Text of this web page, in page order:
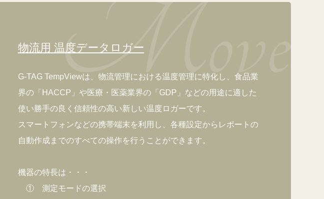
物流用 温度データロガー
G-TAG TempViewは、物流管理における温度管理に特化し、食品業
界の「HACCP」や医療・医薬業界の「GDP」などの用途に適した
使い勝手の良く信頼性の高い新しい温度ロガーです。
スマートフォンなどの携帯端末を利用し、各種設定からレポートの
自動作成までのすべての操作を行うことができます。
機器の特長は・・・
① 測定モードの選択